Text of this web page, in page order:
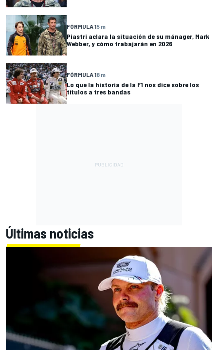
FÓRMULA 15 m
Piastri aclara la situación de su mánager, Mark
Webber, y cómo trabajarán en 2026
FÓRMULA 18 m
Lo que la historia de la F1 nos dice sobre los
títulos a tres bandas
Últimas noticias